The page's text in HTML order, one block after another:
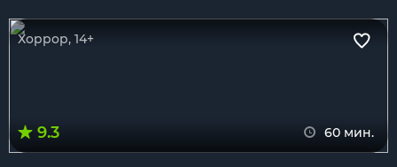
Хоррор, 14+
9.3 60 мин.